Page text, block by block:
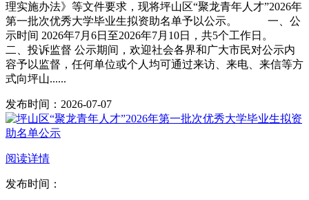
理实施办法》等文件要求，现将坪山区“聚龙青年人才”2026年
第一批次优秀大学毕业生拟资助名单予以公示。 一、公
示时间 2026年7月6日至2026年7月10日，共5个工作日。
二、投诉监督 公示期间，欢迎社会各界和广大市民对公示内
容予以监督，任何单位或个人均可通过来访、来电、来信等方
式向坪山......
发布时间：2026-07-07
阅读详情
发布时间：